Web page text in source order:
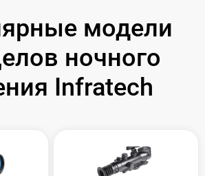
модели
ночного
Infratech